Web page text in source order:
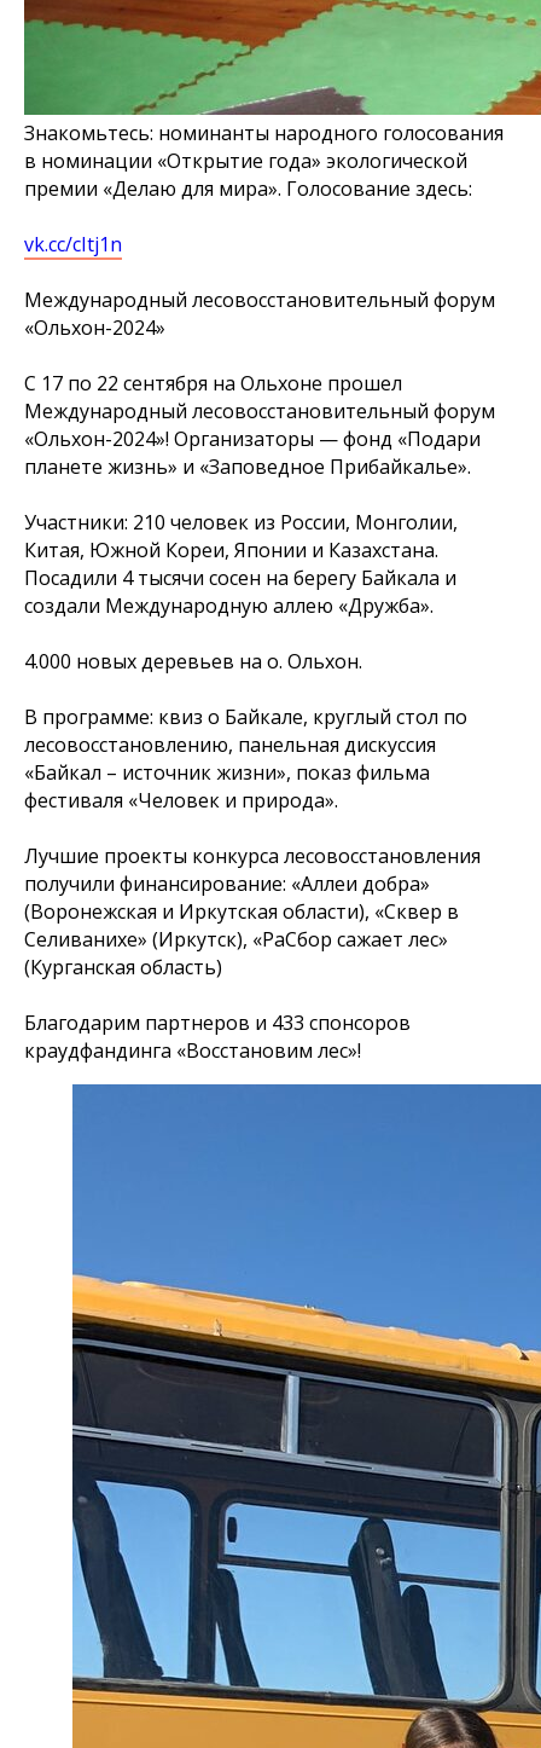
Знакомьтесь: номинанты народного голосования
в номинации «Открытие года» экологической
премии «Делаю для мира». Голосование здесь:
vk.cc/cItj1n
Международный лесовосстановительный форум
«Ольхон-2024»
С 17 по 22 сентября на Ольхоне прошел
Международный лесовосстановительный форум
«Ольхон-2024»! Организаторы — фонд «Подари
планете жизнь» и «Заповедное Прибайкалье».
Участники: 210 человек из России, Монголии,
Китая, Южной Кореи, Японии и Казахстана.
Посадили 4 тысячи сосен на берегу Байкала и
создали Международную аллею «Дружба».
4.000 новых деревьев на о. Ольхон.
В программе: квиз о Байкале, круглый стол по
лесовосстановлению, панельная дискуссия
«Байкал – источник жизни», показ фильма
фестиваля «Человек и природа».
Лучшие проекты конкурса лесовосстановления
получили финансирование: «Аллеи добра»
(Воронежская и Иркутская области), «Сквер в
Селиванихе» (Иркутск), «РаСбор сажает лес»
(Курганская область)
Благодарим партнеров и 433 спонсоров
краудфандинга «Восстановим лес»!